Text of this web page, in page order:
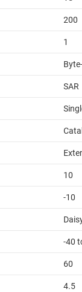
200
1
SAR
10
-10
-40
60
4.5